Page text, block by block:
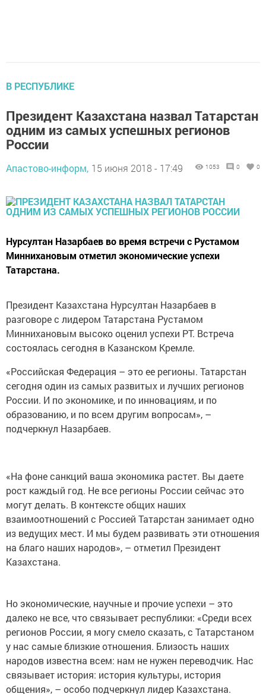
В РЕСПУБЛИКЕ
Президент Казахстана назвал Татарстан
одним из самых успешных регионов
России
Апастово-информ, 15 июня 2018 - 17:49 1053 0 0
Нурсултан Назарбаев во время встречи с Рустамом
Миннихановым отметил экономические успехи
Татарстана.
Президент Казахстана Нурсултан Назарбаев в
разговоре с лидером Татарстана Рустамом
Миннихановым высоко оценил успехи РТ. Встреча
состоялась сегодня в Казанском Кремле.
«Российская Федерация – это ее регионы. Татарстан
сегодня один из самых развитых и лучших регионов
России. И по экономике, и по инновациям, и по
образованию, и по всем другим вопросам», –
подчеркнул Назарбаев.
«На фоне санкций ваша экономика растет. Вы даете
рост каждый год. Не все регионы России сейчас это
могут делать. В контексте общих наших
взаимоотношений с Россией Татарстан занимает одно
из ведущих мест. И мы будем развивать эти отношения
на благо наших народов», – отметил Президент
Казахстана.
Но экономические, научные и прочие успехи – это
далеко не все, что связывает республики: «Среди всех
регионов России, я могу смело сказать, с Татарстаном
у нас самые близкие отношения. Близость наших
народов известна всем: нам не нужен переводчик. Нас
связывает история: история культуры, история
общения», – особо подчеркнул лидер Казахстана.